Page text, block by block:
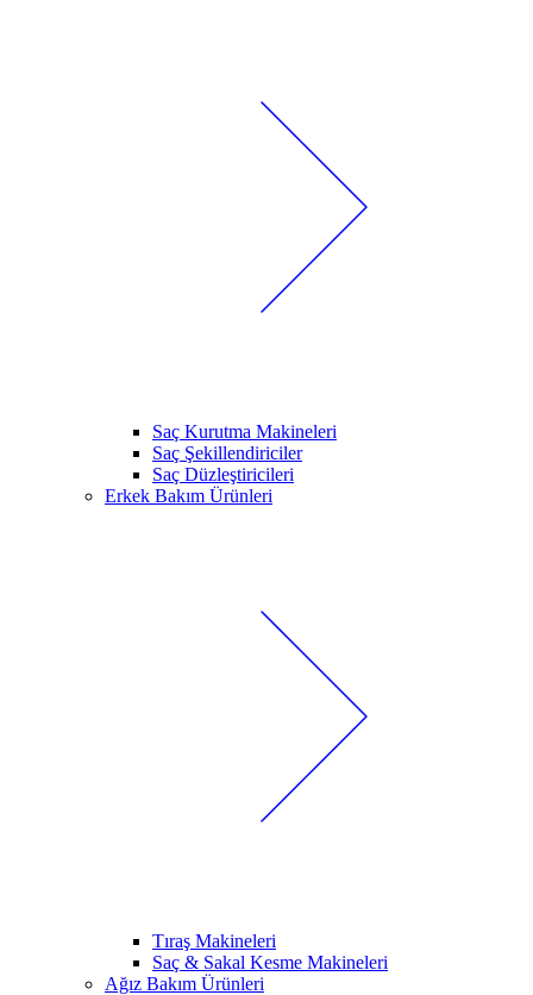
Saç Kurutma Makineleri
Saç Şekillendiriciler
Saç Düzleştiricileri
Erkek Bakım Ürünleri
Tıraş Makineleri
Saç & Sakal Kesme Makineleri
Ağız Bakım Ürünleri